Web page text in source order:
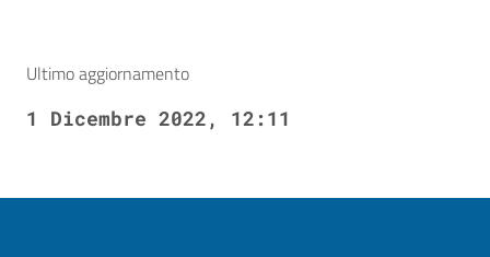
Ultimo aggiornamento
1 Dicembre 2022, 12:11